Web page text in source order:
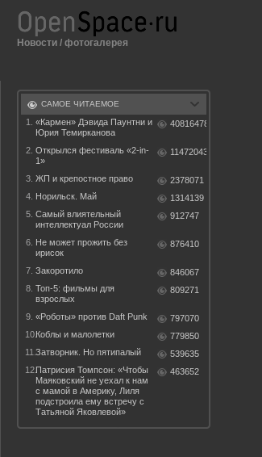
Новости / фотогалерея
САМОЕ ЧИТАЕМОЕ
1.
«Кармен» Дэвида Паунтни и
Юрия Темирканова
40816478
2. Открылся фестиваль «2-in-
1»
11472043
3. ЖП и крепостное право
2378071
4. Норильск. Май
1314139
5. Самый влиятельный
интеллектуал России
912747
6. Не может прожить без
ирисок
876410
7. Закоротило
846067
8. Топ-5: фильмы для
взрослых
809271
9. «Роботы» против Daft Punk
797070
10.Коблы и малолетки
779850
11.Затворник. Но пятипалый
539635
12.Патрисия Томпсон: «Чтобы
Маяковский не уехал к нам
с мамой в Америку, Лиля
подстроила ему встречу с
Татьяной Яковлевой»
463652